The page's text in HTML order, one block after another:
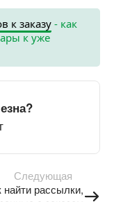
к заказу - как
к уже
Следующая
найти рассылки,